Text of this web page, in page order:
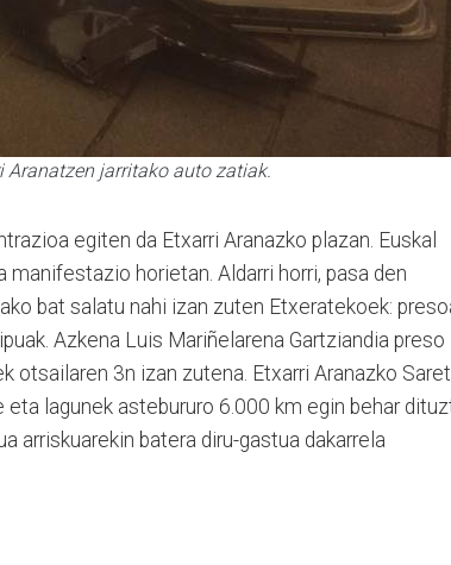
Aranatzen jarritako auto zatiak.
egiten da Etxarri Aranazko plazan. Euskal
horietan. Aldarri horri, pasa den
bat salatu nahi izan zuten Etxeratekoek:
Azkena Luis Mariñelarena Gartziandia preso
otsailaren 3n izan zutena. Etxarri Aranazko
lagunek astebururo 6.000 km egin behar
arriskuarekin batera diru-gastua dakarrela